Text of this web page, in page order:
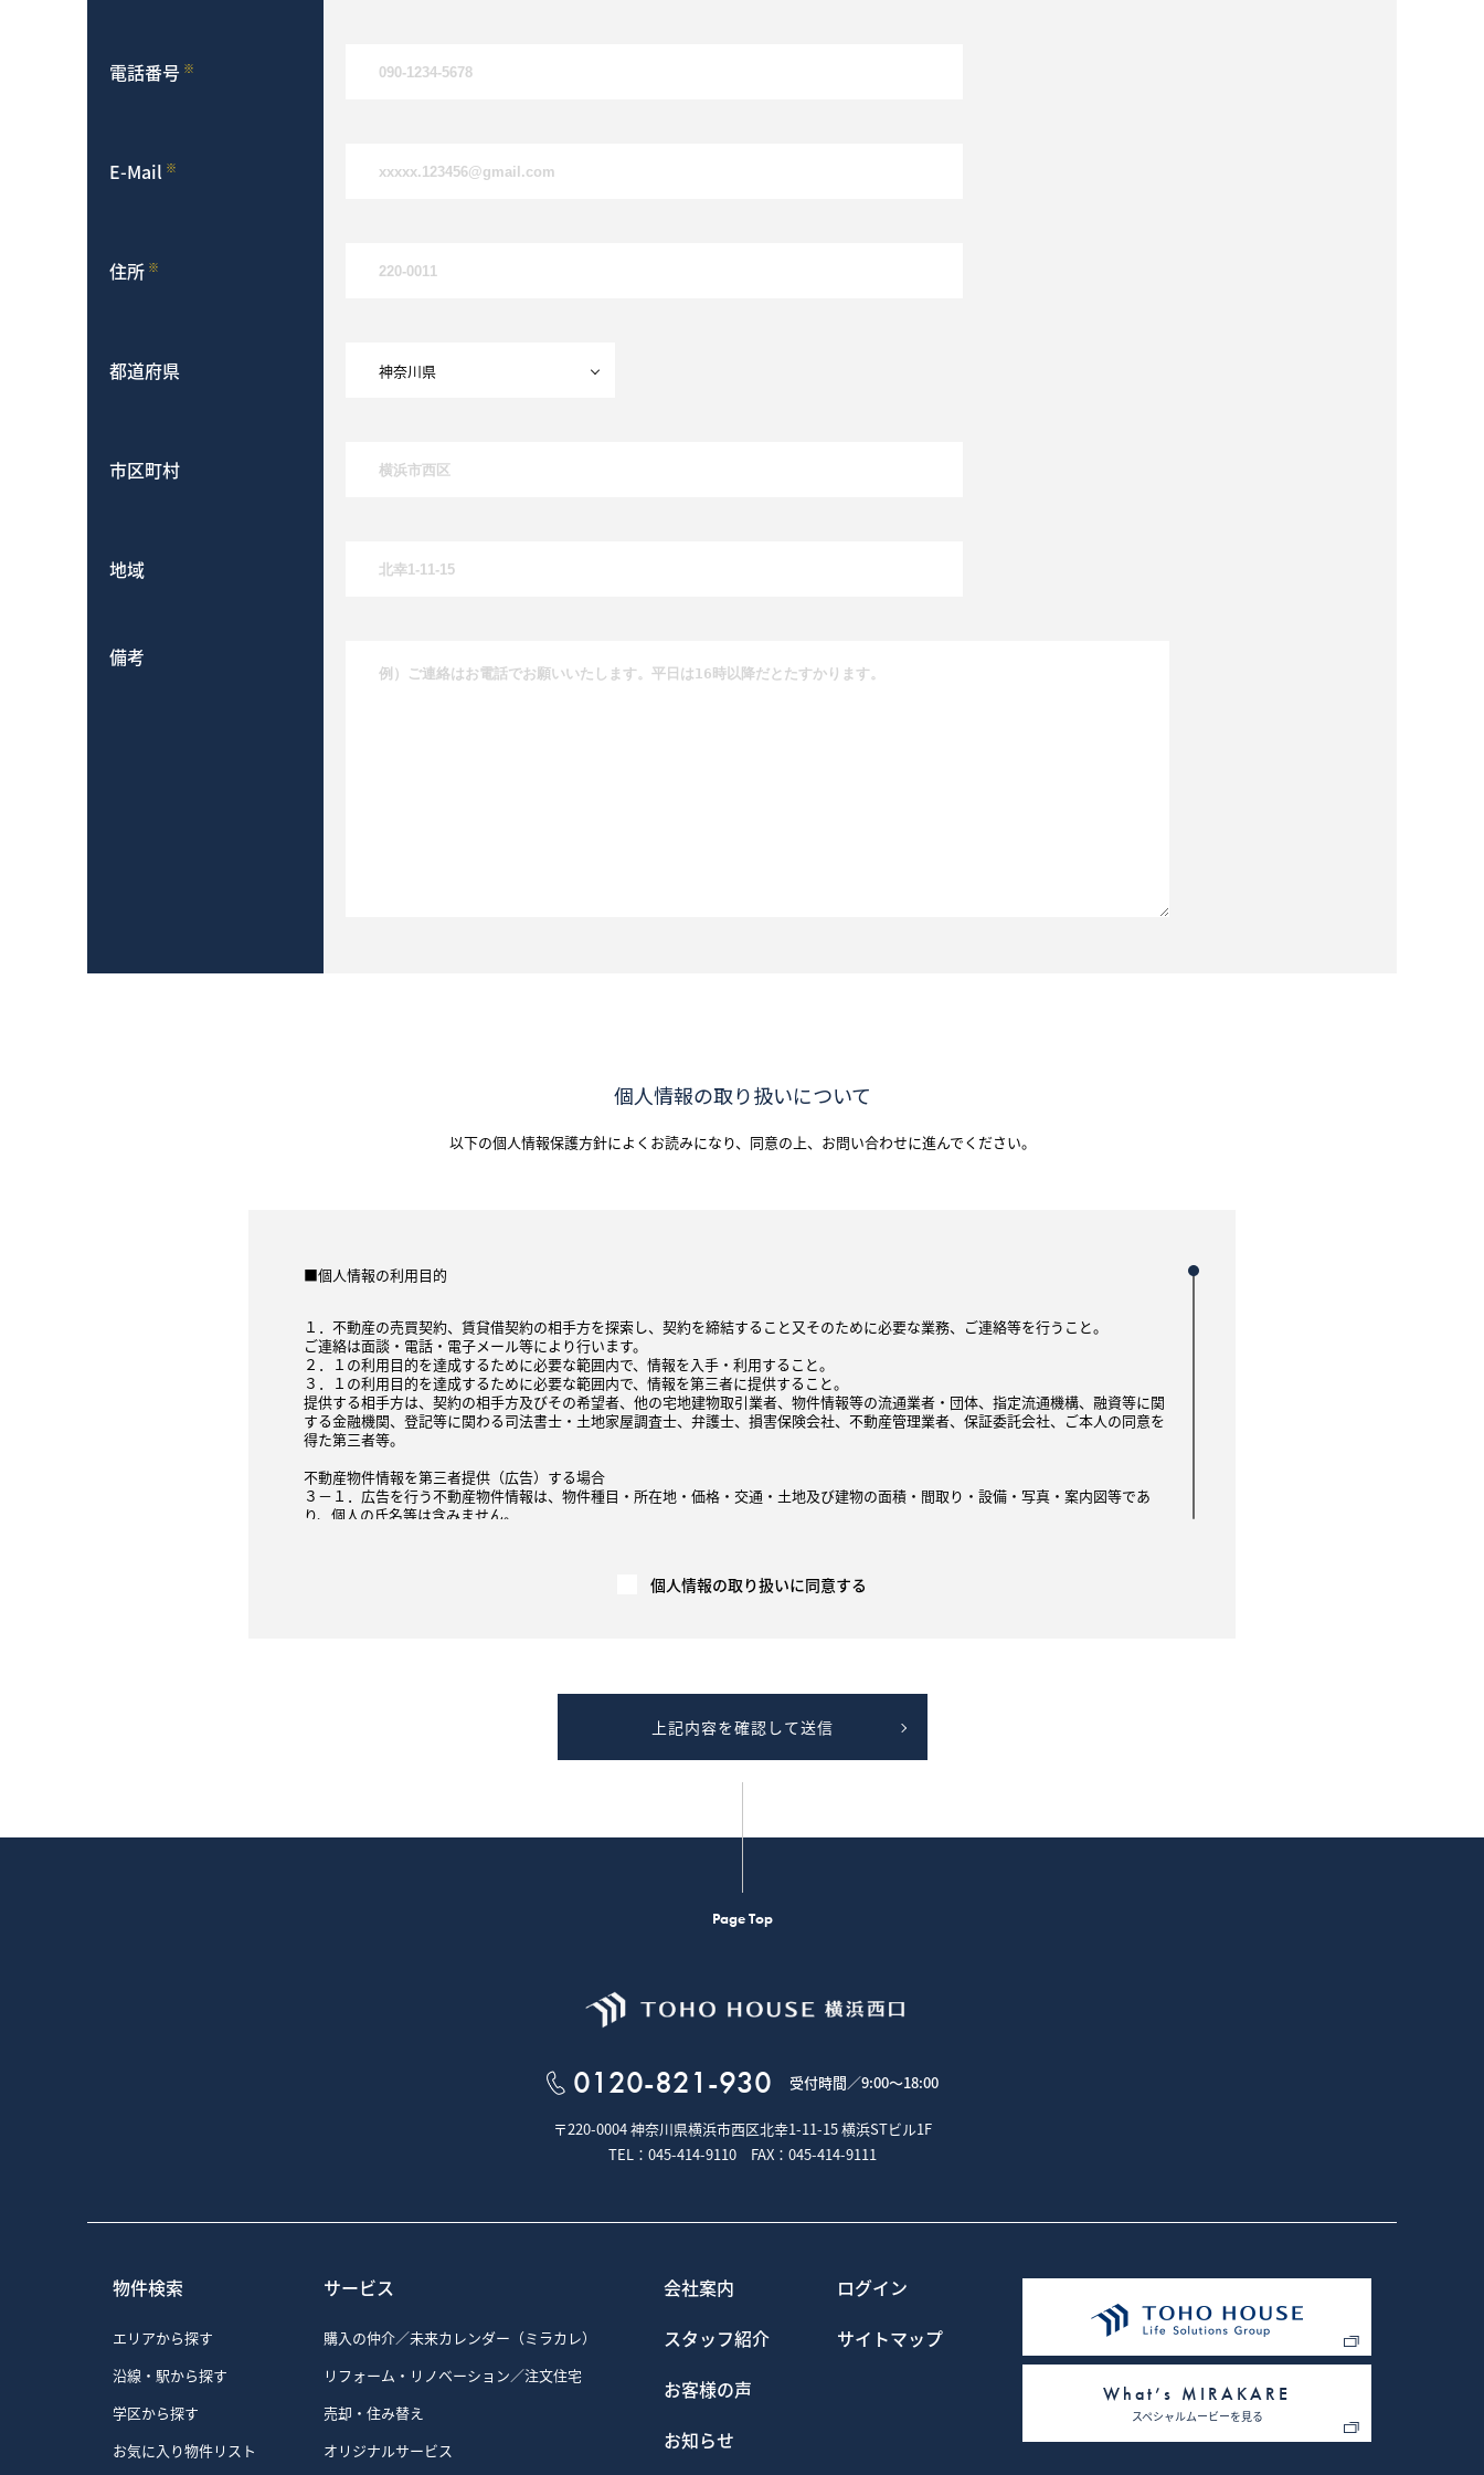
電話番号 ※
E-Mail ※
住所 ※
都道府県
市区町村
地域
備考
個人情報の取り扱いについて
以下の個人情報保護方針によくお読みになり、 同意の上、お問い合わせに進んでください。
■個人情報の利用目的
１．不動産の売買契約、賃貸借契約の相手方を探索し、契約を締結すること又そのために必要な業務、ご連絡等を行うこと。
ご連絡は面談・電話・電子メール等により行います。
２．１の利用目的を達成するために必要な範囲内で、情報を入手・利用すること。
３．１の利用目的を達成するために必要な範囲内で、情報を第三者に提供すること。
提供する相手方は、契約の相手方及びその希望者、他の宅地建物取引業者、物件情報等の流通業者・団体、指定流通機構、融資等に関
する金融機関、登記等に関わる司法書士・土地家屋調査士、弁護士、損害保険会社、不動産管理業者、保証委託会社、ご本人の同意を
得た第三者等。
不動産物件情報を第三者提供（広告）する場合
３－１．広告を行う不動産物件情報は、物件種目・所在地・価格・交通・土地及び建物の面積・間取り・設備・写真・案内図等であ
り、個人の氏名等は含みません。
は、指定流通機構や民間の広告媒体主により集計、加工もしくは分析され、他の取引における価格査定の資料等として利用されます。
４－３．提供する成約情報の項目は、物件の概要（物件種目、所在地、価格、交通、土地および建物の面積、間取り、設備、写真、案
内図等）であり、個人の氏名等は含みません。提供は、電子データ、書面または画面上にて行います。
５．お客様ご本人の求めにより、ご本人が識別される個人情報を第三者への提供する行為を中止いたします。
義務付けられています。
本ウェブサイトでは、クッキー（Cookie）と呼ばれる技術を利用しています。
弊社では、より良いサービスをご提供するためにクッキーを使用しておりますが、お客様個人を特定する情報は一切含まれておりませ
1）お客様が認証サービスにログインされるとき、保存されているお客様の登録情報を参照し、お客様ごとにカスタマイズされたサー
ビスを提供するなど、サイトの利便性やサービスを改善するため
3）弊社のサイトの利用者数や閲覧数などのトラフィックを調査するため
4）弊社のサービスを改善するため・セキュリティー保持のため、ご利用から一定の時間が経過したお客様に対してパスワードの再入
が掲載されています。
経由して、弊社のクッキーを保存し、参照する場合があります。
お客様は、Google広告のオプトアウトページにアクセスして、GoogleによるCookieの使用を無効にできます。（または、Network
また、クッキーの利用を許可するかどうかは、お客様のブラウザで設定できます。設定は「すべてのクッキーを許可する」、「すべて
のクッキーを拒否する」、「クッキーを受信したらユーザーに通知する」などから選択できます。設定方法は、ブラウザにより異なり
ますので、必要に応じて、お使いのブラウザの「ヘルプ」メニューでご確認ください。なお、クッキーの利用を許可しない場合、弊社
の一部のサービスをご利用できなくなることがありますのでご注意ください。
個人情報の取り扱いに同意する
上記内容を確認して送信
Page Top
0120-821-930 受付時間／9:00～18:00
〒220-0004 神奈川県横浜市西区北幸1-11-15横浜STビル1F
TEL：045-414-9110 FAX：045-414-9111
物件検索
エリアから探す
沿線・駅から探す
学区から探す
お気に入り物件リスト
サービス
購入の仲介／未来カレンダー（ミラカレ）
リフォーム・リノベーション／注文住宅
売却・住み替え
オリジナルサービス
会社案内
スタッフ紹介
お客様の声
お知らせ
ログイン
サイトマップ
What’s MIRAKARE
スペシャルムービーを見る